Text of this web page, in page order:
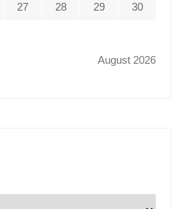
August 2026
27 28 29 30